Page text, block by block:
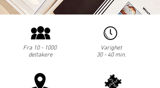
Fra 10 - 1000
deltakere
Varighet
30 - 40 min.